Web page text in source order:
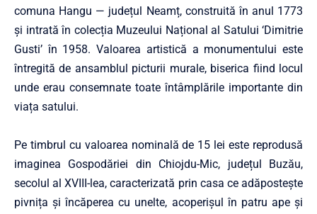
comuna Hangu — județul Neamț, construită în anul 1773
și intrată în colecția Muzeului Național al Satului ‘Dimitrie
Gusti’ în 1958. Valoarea artistică a monumentului este
întregită de ansamblul picturii murale, biserica fiind locul
unde erau consemnate toate întâmplările importante din
viața satului.
Pe timbrul cu valoarea nominală de 15 lei este reprodusă
imaginea Gospodăriei din Chiojdu-Mic, județul Buzău,
secolul al XVIII-lea, caracterizată prin casa ce adăpostește
pivnița și încăperea cu unelte, acoperișul în patru ape și